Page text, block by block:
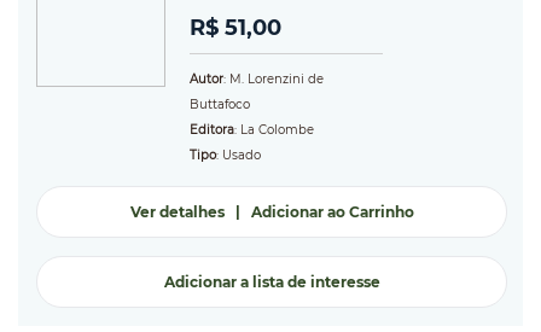
R$ 51,00
Autor: M. Lorenzini de
Buttafoco
Editora: La Colombe
Tipo: Usado
Ver detalhes| Adicionar ao Carrinho
Adicionar a lista de interesse